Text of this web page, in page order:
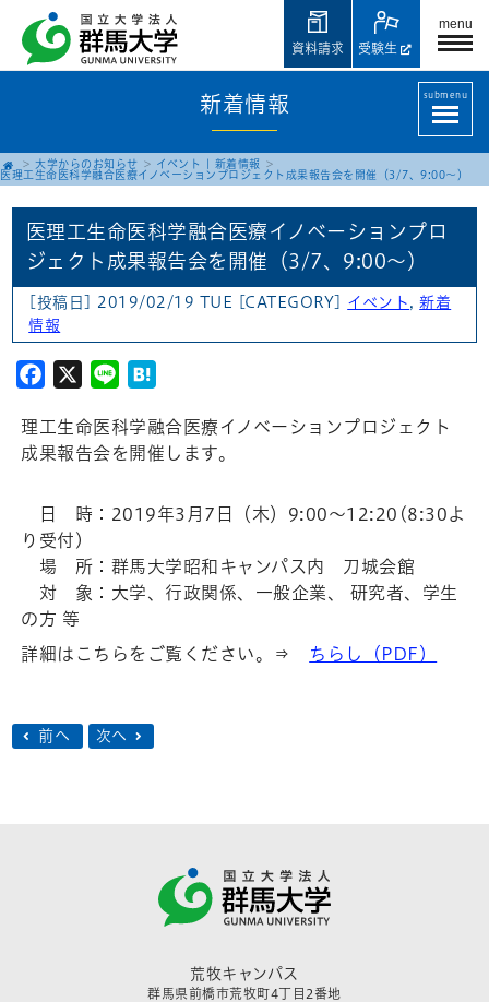
menu
受験生
資料請求
新着情報 submenu
大学からのお知らせ イベント
新着情報
医理工生命医科学融合医療イノベーションプロジェクト成果報告会を開催（3/7、9:00～）
医理工生命医科学融合医療イノベーションプロ
ジェクト成果報告会を開催（3/7、9:00～）
[投稿日] 2019/02/19 TUE [CATEGORY] イベント ,新着
情報
Facebook
X Line
理工生命医科学融合医療イノベーションプロジェクト
成果報告会を開催します。
日 時：2019年3月7日（木）9:00～12:20(8:30よ
り受付)
場 所：群馬大学昭和キャンパス内 刀城会館
対 象：大学、行政関係、一般企業、 研究者、学生
の方 等
詳細はこちらをご覧ください。⇒
ちらし（PDF）
前へ 次へ
荒牧キャンパス
群馬県前橋市荒牧町4丁目2番地